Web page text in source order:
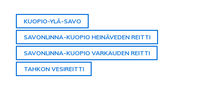
KUOPIO-YLÄ-SAVO
SAVONLINNA-KUOPIO HEINÄVEDEN REITTI
SAVONLINNA-KUOPIO VARKAUDEN REITTI
TAHKON VESIREITTI